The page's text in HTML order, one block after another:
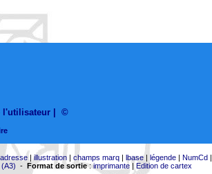
l'utilisateur ©
adresse|illustration| champs marq| lbase| légende| NumCd|
- Format de sortie:imprimante| Edition de cartex